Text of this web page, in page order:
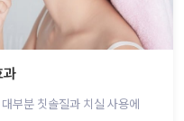
과
부분 칫솔질과 치실 사용에